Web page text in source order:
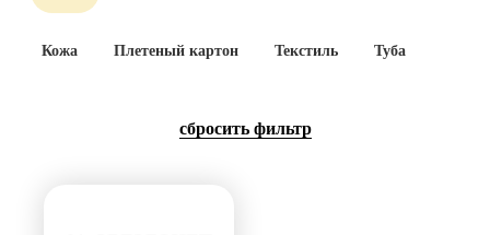
Кожа Плетеный картон Текстиль Туба
cбросить фильтр